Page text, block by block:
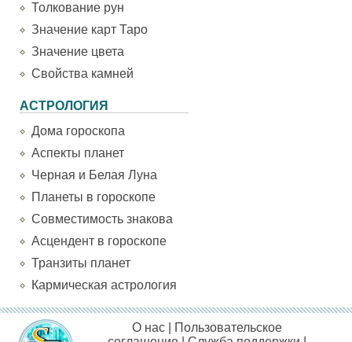
Толкование рун
Значение карт Таро
Значение цвета
Свойства камней
АСТРОЛОГИЯ
Дома гороскопа
Аспекты планет
Черная и Белая Луна
Планеты в гороскопе
Совместимость знакова
Асцендент в гороскопе
Транзиты планет
Кармическая астрология
О нас
Пользовательское